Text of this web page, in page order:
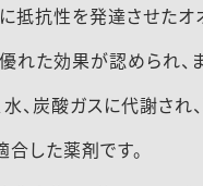
抗性を発達させたオ
れた効果が認められ
、炭酸ガスに代謝され
した薬剤です。